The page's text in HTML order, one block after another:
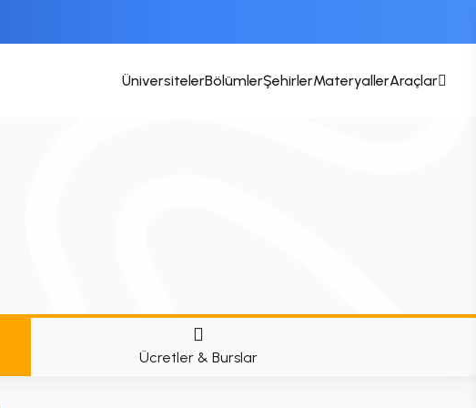
ÜniversitelerBölümlerŞehirlerMateryallerAraçlar
Ücretler & Burslar